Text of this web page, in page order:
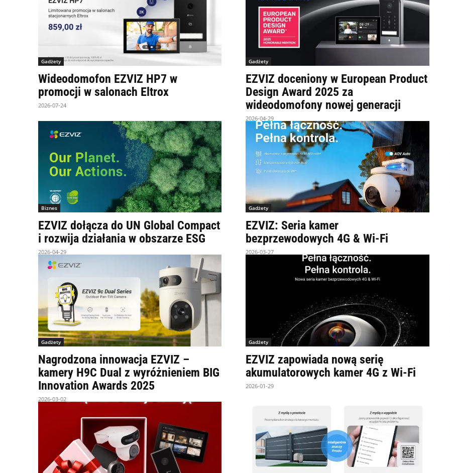
Gadżety
Wideodomofon EZVIZ HP7 w
promocji w salonach Eltrox
2026-07-24
Gadżety
EZVIZ doceniony w European Product
Design Award 2025 za
wideodomofony nowej generacji
2026-04-29
Biznes
EZVIZ dołącza do UN Global Compact
i rozwija działania w obszarze ESG
2026-04-29
Gadżety
EZVIZ: Seria kamer
bezprzewodowych 4G & Wi-Fi
2026-03-27
Gadżety
Nagrodzona innowacja EZVIZ –
kamery H9C Dual z wyróżnieniem BIG
Innovation Awards 2025
2026-03-02
Gadżety
EZVIZ zapowiada nową serię
akumulatorowych kamer 4G z Wi-Fi
2026-01-29